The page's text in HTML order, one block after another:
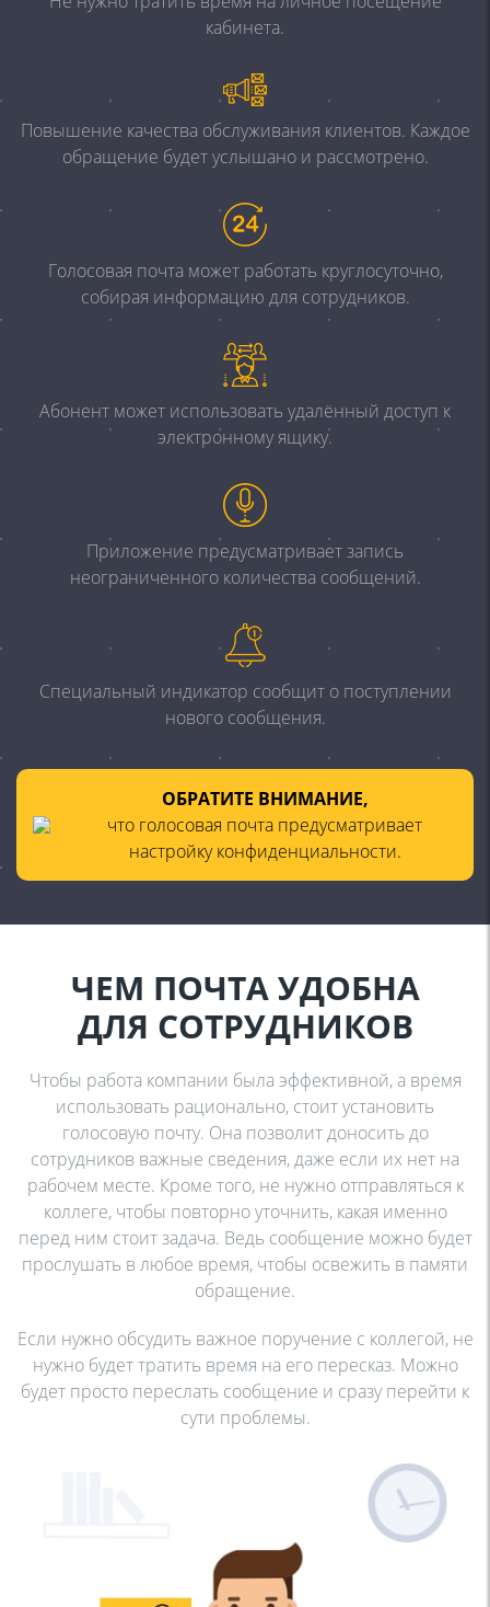
кабинета.
Повышение качества обслуживания клиентов. Каждое
обращение будет услышано и рассмотрено.
Голосовая почта может работать круглосуточно,
собирая информацию для сотрудников.
Абонент может использовать удалённый доступ к
электронному ящику.
Приложение предусматривает запись
неограниченногоколичества сообщений.
Специальный индикатор сообщит о поступлении
новогосообщения.
ОБРАТИТЕ ВНИМАНИЕ,
что голосовая почта предусматривает
настройку конфиденциальности.
ЧЕМ ПОЧТА УДОБНА
ДЛЯ СОТРУДНИКОВ
Чтобы работа компании была эффективной, а время
использовать рационально, стоит установить
голосовую почту. Она позволит доносить до
сотрудников важные сведения, даже если их нет на
рабочем месте. Кроме того, не нужно отправляться к
коллеге, чтобы повторно уточнить,какая именно
перед ним стоит задача. Ведь сообщение можно будет
прослушать в любое время, чтобы освежить в памяти
обращение.
Если нужно обсудить важное поручение с коллегой, не
нужно будеттратить время на его пересказ. Можно
будет просто переслать сообщение и сразу перейти к
сути проблемы.